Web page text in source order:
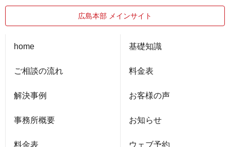
広島本部 メインサイト
home
ご相談の流れ
解決事例
事務所概要
料金表
基礎知識
料金表
お客様の声
お知らせ
ウェブ予約